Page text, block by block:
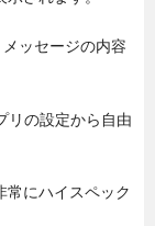
ッセージの内容
リの設定から自由
常にハイスペック